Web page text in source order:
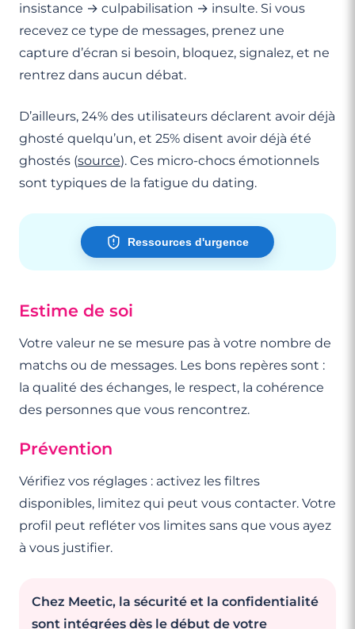
insistance → culpabilisation → insulte. Si vous
recevez ce type de messages, prenez une
capture d’écran si besoin, bloquez, signalez, et ne
rentrez dans aucun débat.
D’ailleurs, 24% des utilisateurs déclarent avoir déjà
ghosté quelqu’un, et 25% disent avoir déjà été
ghostés (source). Ces micro-chocs émotionnels
sont typiques de la fatigue du dating.
Ressources d'urgence
Estime de soi
Votre valeur ne se mesure pas à votre nombre de
matchs ou de messages. Les bons repères sont :
la qualité des échanges, le respect, la cohérence
des personnes que vous rencontrez.
Prévention
Vérifiez vos réglages : activez les filtres
disponibles, limitez qui peut vous contacter. Votre
profil peut refléter vos limites sans que vous ayez
à vous justifier.
Chez Meetic, la sécurité et la confidentialité
sont intégrées dès le début de votre